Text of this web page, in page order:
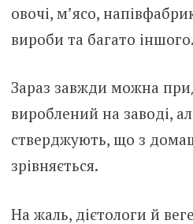
овочі, м’ясо,
вироби та багато іншого.
Зараз завжди можна
вироблений на заводі,
стверджують, що з
зрівняється.
На жаль, дієтологи й